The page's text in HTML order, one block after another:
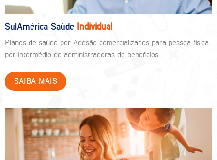
SulAmérica Saúde Individual
Planos de saúde por Adesão comercializados para pessoa física
por intermédio de administradoras de benefícios.
SAIBA MAIS